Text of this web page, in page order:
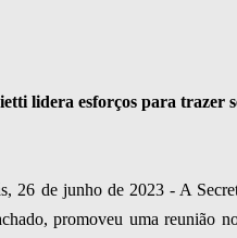
lidera esforços para trazer
26 de junho de 2023 - A
promoveu uma reunião